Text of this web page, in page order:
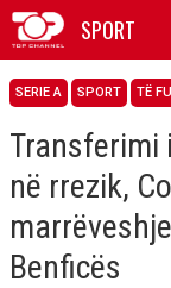
SPORT
SERIE A SPORT TË
në rrezik,
Benficës